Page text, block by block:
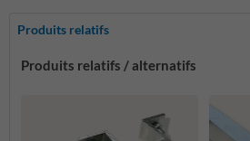
Produits relatifs
Produits relatifs / alternatifs